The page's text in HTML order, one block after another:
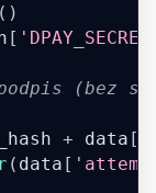
( )
[
(bez
+ data [
( data [